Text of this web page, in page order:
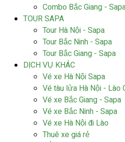
Combo Bắc Giang -
TOUR SAPA
Tour Hà Nội - Sapa
Tour Bắc Ninh - Sapa
Tour Bắc Giang - Sapa
DỊCH VỤ KHÁC
Vé xe Hà Nội Sapa
Vé tàu lửa Hà Nội - Lào
Vé xe Bắc Giang - Sapa
Vé xe Bắc Ninh - Sapa
Vé xe Hà Nội đi Lào
Thuê xe giá rẻ